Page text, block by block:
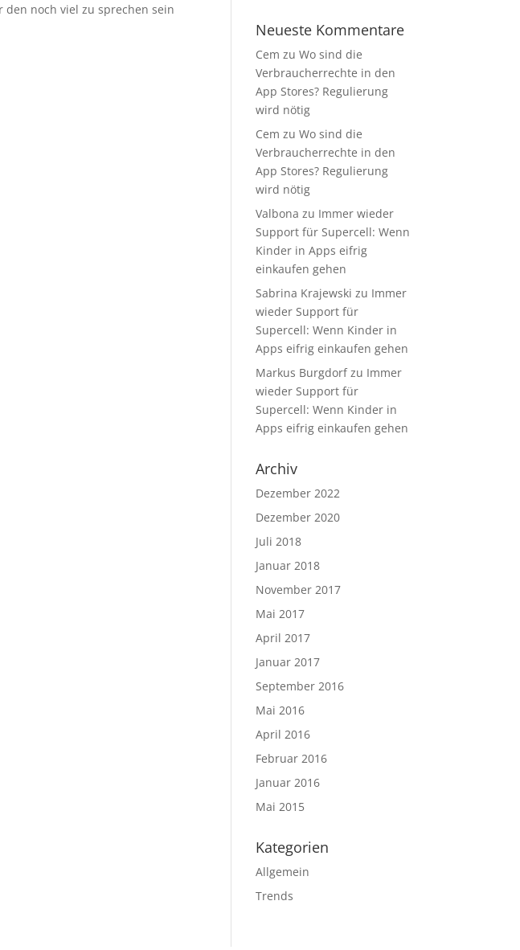
noch viel zu sprechen sein
Neueste Kommentare
Cem zuWo sind die
Verbraucherrechte in den
App Stores? Regulierung
wird nötig
Cem zuWo sind die
Verbraucherrechte in den
App Stores? Regulierung
wird nötig
Valbona zu Immer wieder
Support für Supercell: Wenn
Kinder in Apps eifrig
einkaufen gehen
Sabrina Krajewski zu Immer
wieder Support für
Supercell: Wenn Kinder in
Apps eifrig einkaufen gehen
Markus Burgdorfzu Immer
wieder Support für
Supercell: Wenn Kinder in
Apps eifrig einkaufen gehen
Archiv
Dezember 2022
Dezember 2020
Juli 2018
Januar 2018
November 2017
Mai 2017
April 2017
Januar 2017
September 2016
Mai 2016
April 2016
Februar 2016
Januar 2016
Mai 2015
Kategorien
Allgemein
Trends